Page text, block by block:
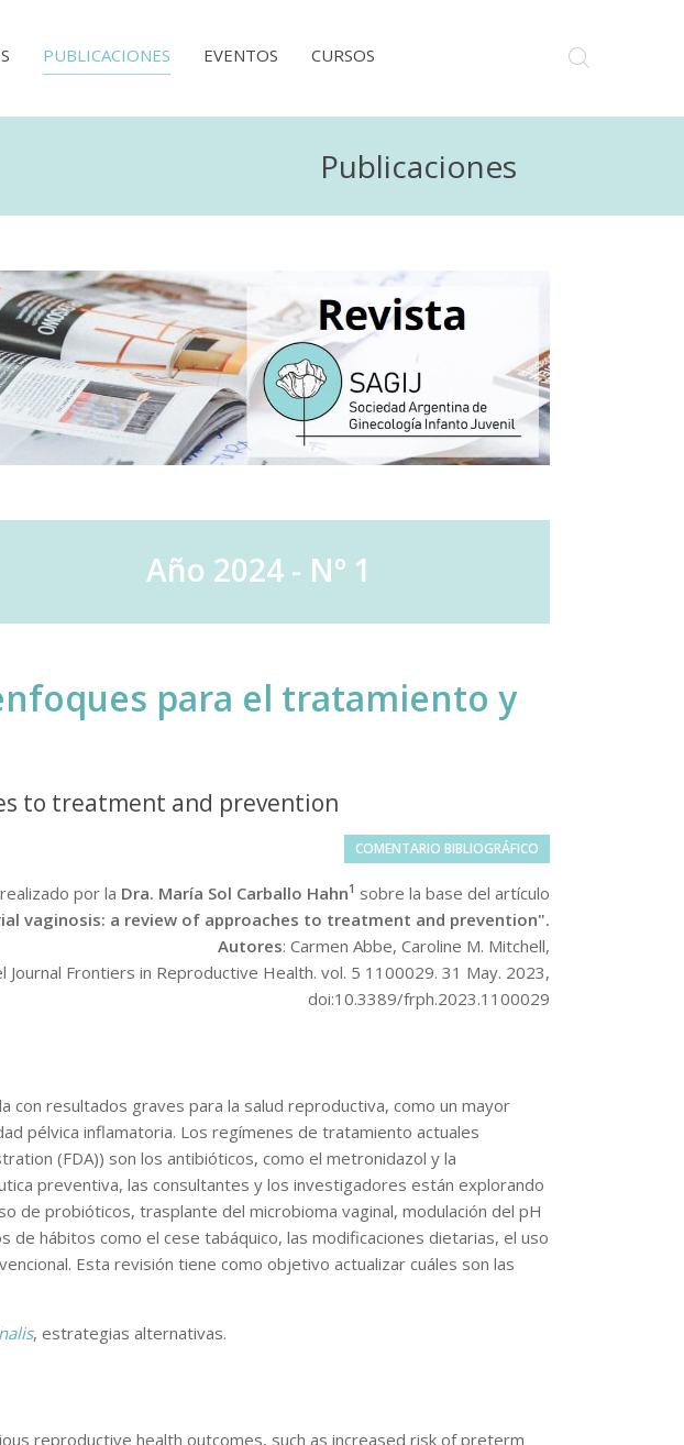
PUBLICACIONES EVENTOS CURSOS
Publicaciones
Año 2024 - Nº 1
para el tratamiento y
to treatment and prevention
COMENTARIO BIBLIOGRÁFICO
por la Dra. María Sol Carballo Hahn1 sobre la base del artículo
vaginosis: a review of approaches to treatment and prevention".
Autores: Carmen Abbe, Caroline M. Mitchell,
Journal Frontiers in Reproductive Health. vol. 5 1100029. 31 May. 2023,
doi:10.3389/frph.2023.1100029
con resultados graves para la salud reproductiva, como un mayor
pélvica inflamatoria. Los regímenes de tratamiento actuales
(FDA)) son los antibióticos, como el metronidazol y la
preventiva, las consultantes y los investigadores están explorando
de probióticos, trasplante del microbioma vaginal, modulación del pH
hábitos como el cese tabáquico, las modificaciones dietarias, el uso
Esta revisión tiene como objetivo actualizar cuáles son las
, estrategias alternativas.
reproductive health outcomes, such as increased risk of preterm